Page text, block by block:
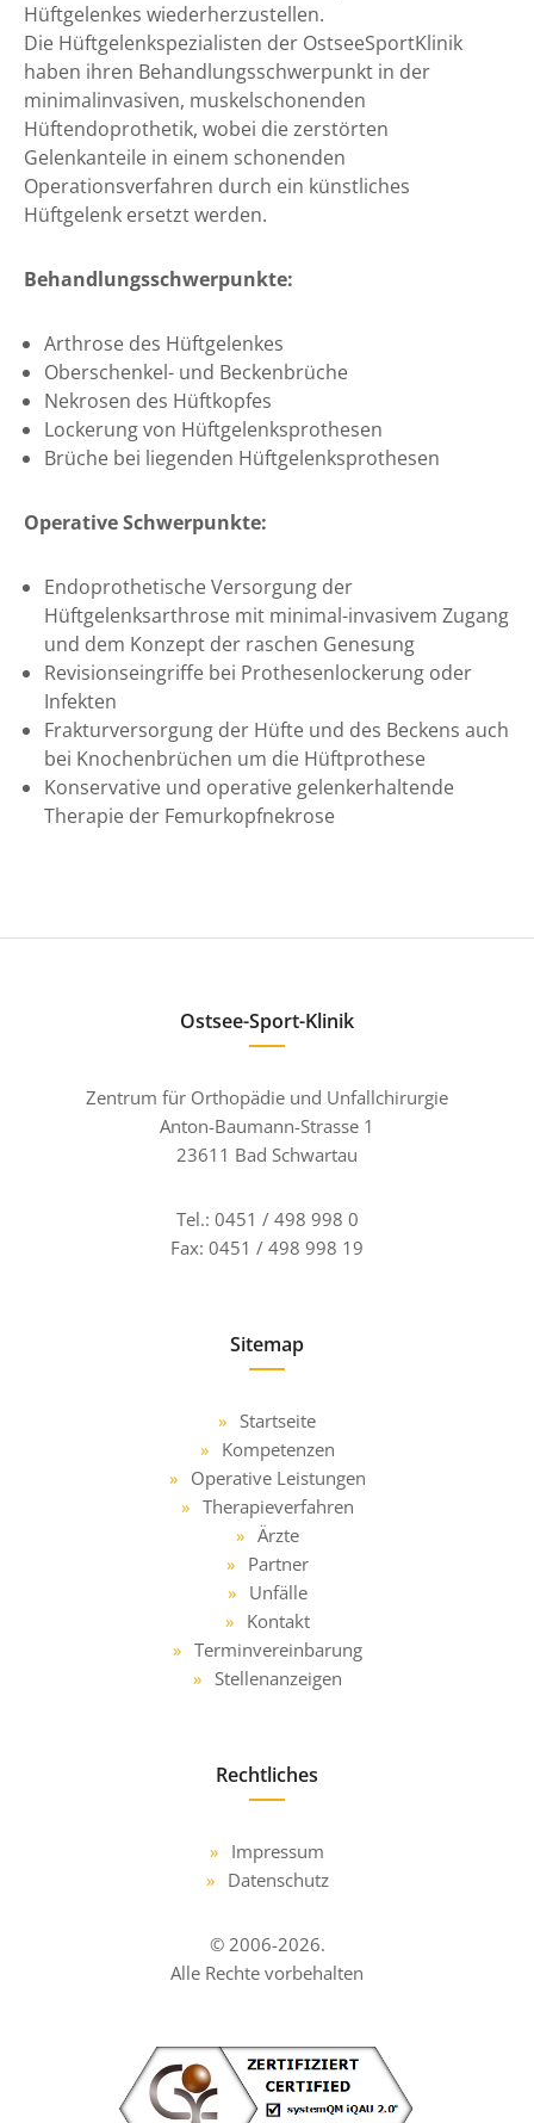
Hüftgelenkes wiederherzustellen.
Die Hüftgelenkspezialisten der OstseeSportKlinik
haben ihren Behandlungsschwerpunkt in der
minimalinvasiven, muskelschonenden
Hüftendoprothetik, wobei die zerstörten
Gelenkanteile in einem schonenden
Operationsverfahren durch ein künstliches
Hüftgelenk ersetzt werden.
Behandlungsschwerpunkte:
Arthrose des Hüftgelenkes
Oberschenkel- und Beckenbrüche
Nekrosen des Hüftkopfes
Lockerung von Hüftgelenksprothesen
Brüche bei liegenden Hüftgelenksprothesen
Operative Schwerpunkte:
Endoprothetische Versorgung der
Hüftgelenksarthrose mit minimal-invasivem Zugang
und dem Konzept der raschen Genesung
Revisionseingriffe bei Prothesenlockerung oder
Infekten
Frakturversorgung der Hüfte und des Beckens auch
bei Knochenbrüchen um die Hüftprothese
Konservative und operative gelenkerhaltende
Therapie der Femurkopfnekrose
Ostsee-Sport-Klinik
Zentrum für Orthopädie und Unfallchirurgie
Anton-Baumann-Strasse 1
23611 Bad Schwartau
Tel.: 0451 / 498 998 0
Fax: 0451 / 498 998 19
Sitemap
Startseite
Kompetenzen
Operative Leistungen
Therapieverfahren
Ärzte
Partner
Unfälle
Kontakt
Terminvereinbarung
Stellenanzeigen
Rechtliches
Impressum
Datenschutz
© 2006-2026.
Alle Rechte vorbehalten